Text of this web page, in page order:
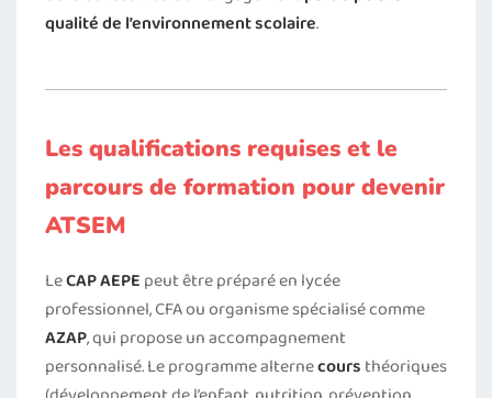
qualité de l’environnement scolaire.
Les qualifications requises et le
parcours de formation pour devenir
ATSEM
LeCAP AEPE peut être préparé en lycée
professionnel, CFA ou organisme spécialisé comme
AZAP, qui propose un accompagnement
personnalisé. Le programme alternecours théoriques